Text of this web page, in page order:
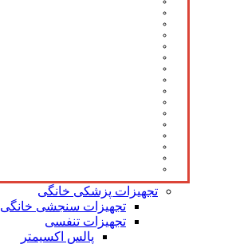
تجهیزات پزشکی خانگی
تجهیزات سنجشی خانگی
تجهیزات تنفسی
پالس اکسیمتر